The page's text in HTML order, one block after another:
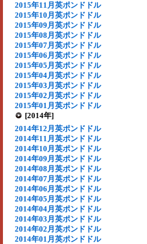
2015年11月英ポンドドル
2015年10月英ポンドドル
2015年09月英ポンドドル
2015年08月英ポンドドル
2015年07月英ポンドドル
2015年06月英ポンドドル
2015年05月英ポンドドル
2015年04月英ポンドドル
2015年03月英ポンドドル
2015年02月英ポンドドル
2015年01月英ポンドドル
[2014年]
2014年12月英ポンドドル
2014年11月英ポンドドル
2014年10月英ポンドドル
2014年09月英ポンドドル
2014年08月英ポンドドル
2014年07月英ポンドドル
2014年06月英ポンドドル
2014年05月英ポンドドル
2014年04月英ポンドドル
2014年03月英ポンドドル
2014年02月英ポンドドル
2014年01月英ポンドドル